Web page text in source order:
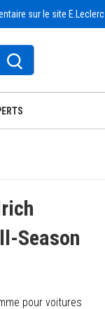
sur le site E.Leclerc
Season
pour voitures